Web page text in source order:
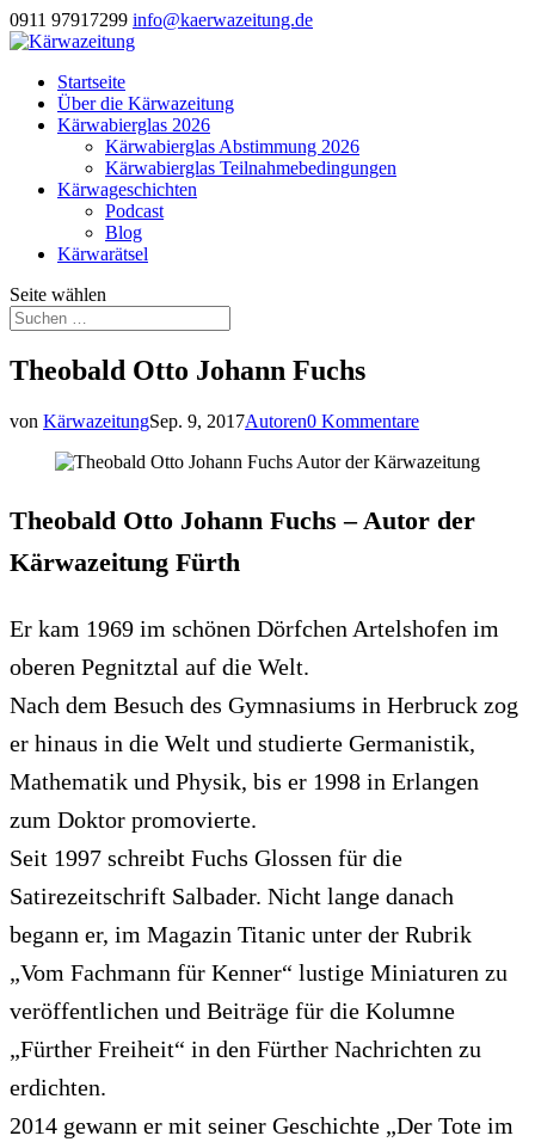
0911 97917299 info@kaerwazeitung.de
Startseite
Über die Kärwazeitung
Kärwabierglas 2026
Kärwabierglas Abstimmung 2026
Kärwabierglas Teilnahmebedingungen
Kärwageschichten
Podcast
Blog
Kärwarätsel
Seite wählen
Theobald Otto Johann Fuchs
von KärwazeitungSep. 9, 2017Autoren0 Kommentare
Theobald Otto Johann Fuchs – Autor der
Kärwazeitung Fürth
Er kam 1969 im schönen Dörfchen Artelshofen im
oberen Pegnitztal auf die Welt.
Nach dem Besuch des Gymnasiums in Herbruck zog
er hinaus in die Welt und studierte Germanistik,
Mathematik und Physik, bis er 1998 in Erlangen
zum Doktor promovierte.
Seit 1997 schreibt Fuchs Glossen für die
Satirezeitschrift Salbader. Nicht lange danach
begann er, im Magazin Titanic unter der Rubrik
„Vom Fachmann für Kenner“ lustige Miniaturen zu
veröffentlichen und Beiträge für die Kolumne
„Fürther Freiheit“ in den Fürther Nachrichten zu
erdichten.
2014 gewann er mit seiner Geschichte „Der Tote im